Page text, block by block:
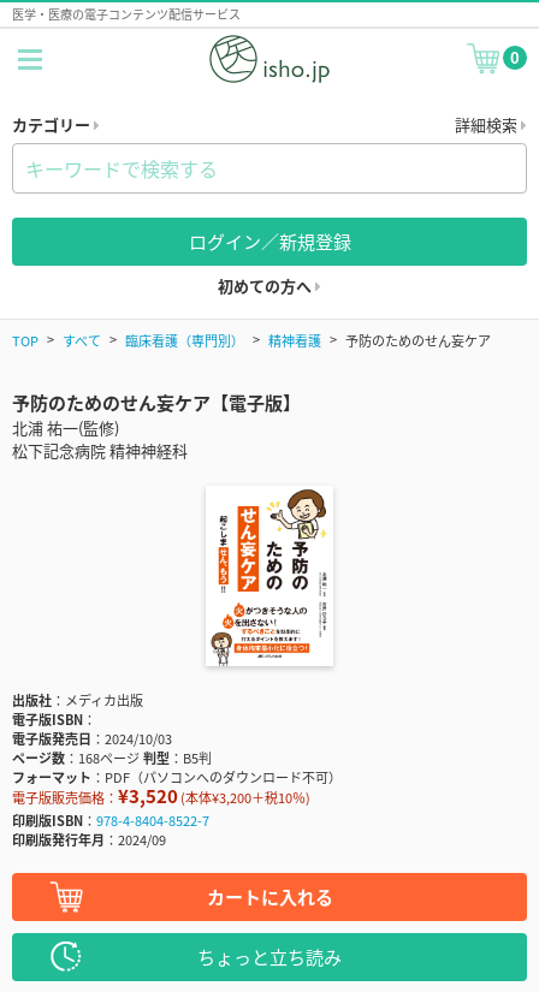
医学・医療の電子コンテンツ配信サービス
0
カテゴリー 詳細検索
ログイン／新規登録
初めての方へ
TOP すべて 臨床看護（専門別） 精神看護 予防のためのせん妄ケア
予防のためのせん妄ケア【電子版】
北浦 祐一(監修)
松下記念病院 精神神経科
出版社
メディカ出版
電子版ISBN
電子版発売日
2024/10/03
ページ数
168ページ判型
B5判
フォーマット
PDF（パソコンへのダウンロード不可）
電子版販売価格： ¥3,520(本体¥3,200＋税10％)
印刷版ISBN
978-4-8404-8522-7
印刷版発行年月
2024/09
カートに入れる
ちょっと立ち読み